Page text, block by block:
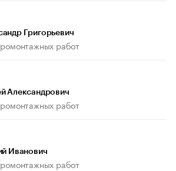
Григорьевич
работ
Александрович
работ
Иванович
работ